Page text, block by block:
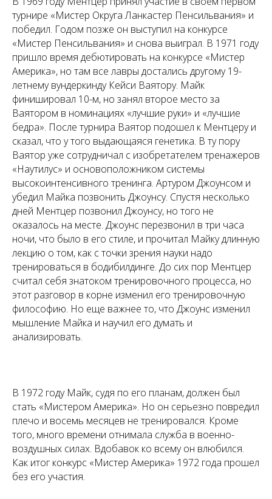
турнире «Мистер Округа Ланкастер Пенсильвания» и
победил. Годом позже он выступил на конкурсе
«Мистер Пенсильвания» и снова выиграл. В 1971 году
пришло время дебютировать на конкурсе «Мистер
Америка», но там все лавры достались другому 19-
летнему вундеркинду Кейси Ваятору. Майк
финишировал 10-м, но занял второе место за
Ваятором в номинациях «лучшие руки» и «лучшие
бедра». После турнира Ваятор подошел к Ментцеру и
сказал, что у того выдающаяся генетика. В ту пору
Ваятор уже сотрудничал с изобретателем тренажеров
«Наутилус» и основоположником системы
высокоинтенсивного тренинга. Артуром Джоунсом и
убедил Майка позвонить Джоунсу. Спустя несколько
дней Ментцер позвонил Джоунсу, но того не
оказалось на месте. Джоунс перезвонил в три часа
ночи, что было в его стиле, и прочитал Майку длинную
лекцию о том, как с точки зрения науки надо
тренироваться в бодибилдинге. До сих пор Ментцер
считал себя знатоком тренировочного процесса, но
этот разговор в корне изменил его тренировочную
философию. Но еще важнее то, что Джоунс изменил
мышление Майка и научил его думать и
анализировать.
В 1972 году Майк, судя по его планам, должен был
стать «Мистером Америка». Но он серьезно повредил
плечо и восемь месяцев не тренировался. Кроме
того, много времени отнимала служба в военно-
воздушных силах. Вдобавок ко всему он влюбился.
Как итог конкурс «Мистер Америка» 1972 года прошел
без его участия.